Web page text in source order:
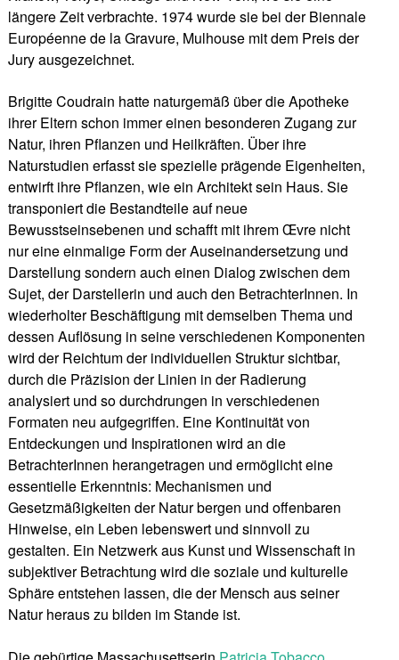
längere Zeit verbrachte. 1974 wurde sie bei der Biennale
Européenne de la Gravure, Mulhouse mit dem Preis der
Jury ausgezeichnet.
Brigitte Coudrain hatte naturgemäß über die Apotheke
ihrer Eltern schon immer einen besonderen Zugang zur
Natur, ihren Pflanzen und Heilkräften. Über ihre
Naturstudien erfasst sie spezielle prägende Eigenheiten,
entwirft ihre Pflanzen, wie ein Architekt sein Haus. Sie
transponiert die Bestandteile auf neue
Bewusstseinsebenen und schafft mit ihrem Œvre nicht
nur eine einmalige Form der Auseinandersetzung und
Darstellung sondern auch einen Dialog zwischen dem
Sujet, der Darstellerin und auch den BetrachterInnen. In
wiederholter Beschäftigung mit demselben Thema und
dessen Auflösung in seine verschiedenen Komponenten
wird der Reichtum der individuellen Struktur sichtbar,
durch die Präzision der Linien in der Radierung
analysiert und so durchdrungen in verschiedenen
Formaten neu aufgegriffen. Eine Kontinuität von
Entdeckungen und Inspirationen wird an die
BetrachterInnen herangetragen und ermöglicht eine
essentielle Erkenntnis: Mechanismen und
Gesetzmäßigkeiten der Natur bergen und offenbaren
Hinweise, ein Leben lebenswert und sinnvoll zu
gestalten. Ein Netzwerk aus Kunst und Wissenschaft in
subjektiver Betrachtung wird die soziale und kulturelle
Sphäre entstehen lassen, die der Mensch aus seiner
Natur heraus zu bilden im Stande ist.